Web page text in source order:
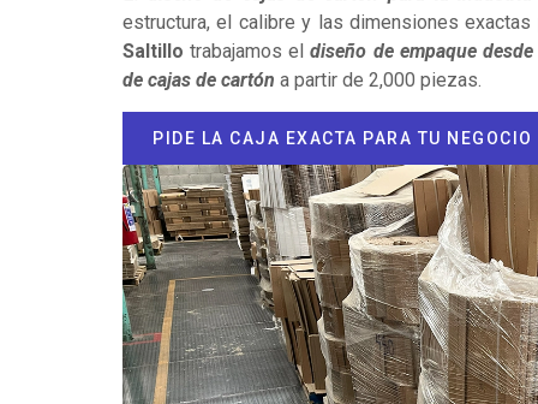
estructura, el calibre y las dimensiones
Saltillo trabajamos eldiseño de empaque
de cajas de cartón a partir de 2,000 piezas.
PIDE LA CAJA EXACTA PARA TU NEGOCIO